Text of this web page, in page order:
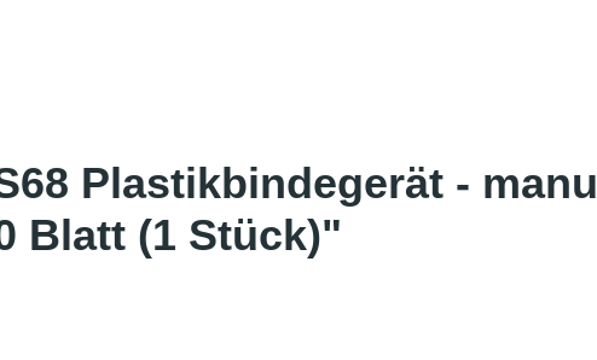
Plastikbindegerät -
Blatt (1 Stück)"